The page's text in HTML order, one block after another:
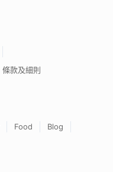
條款及細則
Food
Blog